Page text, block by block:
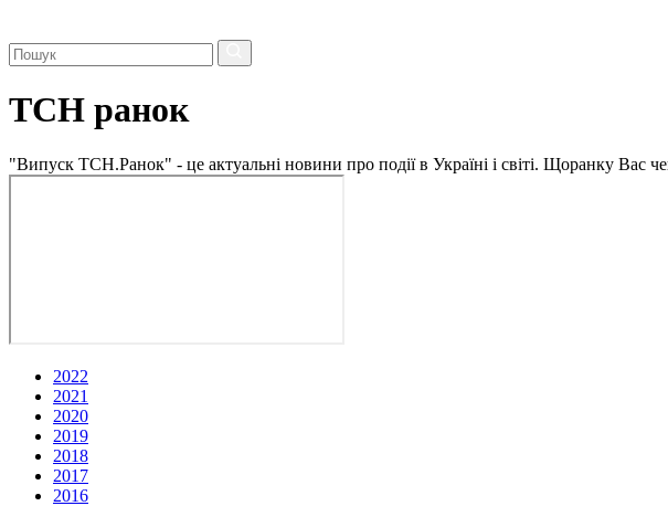
ТСН ранок
"Випуск ТСН.Ранок" - це актуальні новини про події в Україні і світі. Щоранку Вас
2022
2021
2020
2019
2018
2017
2016